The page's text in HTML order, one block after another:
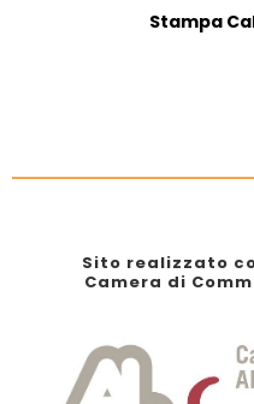
Stampa
Sito realizzato
Camera di